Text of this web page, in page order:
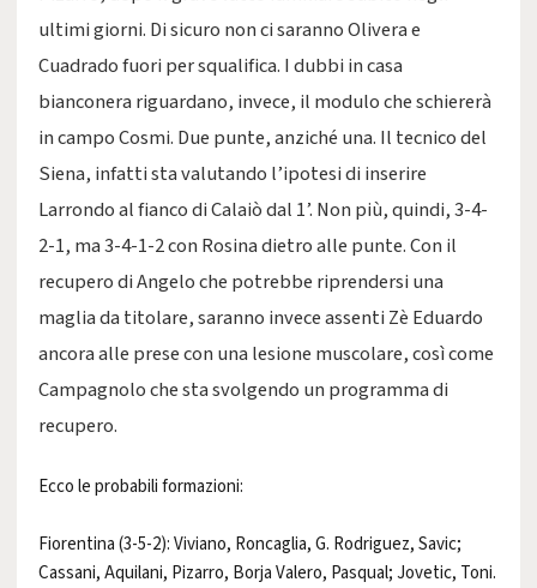
ultimi giorni. Di sicuro non ci saranno Olivera e
Cuadrado fuori per squalifica. I dubbi in casa
bianconera riguardano, invece, il modulo che schiererà
in campo Cosmi. Due punte, anziché una. Il tecnico del
Siena, infatti sta valutando l’ipotesi di inserire
Larrondo al fianco di Calaiò dal 1’. Non più, quindi, 3-4-
2-1, ma 3-4-1-2 con Rosina dietro alle punte. Con il
recupero di Angelo che potrebbe riprendersi una
maglia da titolare, saranno invece assenti Zè Eduardo
ancora alle prese con una lesione muscolare, così come
Campagnolo che sta svolgendo un programma di
recupero.
Ecco le probabili formazioni:
Fiorentina (3-5-2): Viviano, Roncaglia, G. Rodriguez, Savic;
Cassani, Aquilani, Pizarro, Borja Valero, Pasqual; Jovetic, Toni.